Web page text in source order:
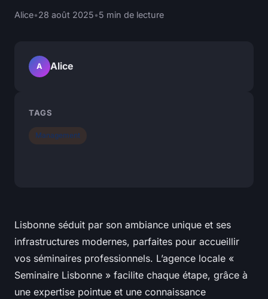
Alice•28 août 2025•5 min de lecture
Lisbonne séduit par son ambiance unique et ses
infrastructures modernes, parfaites pour accueillir
vos séminaires professionnels. L’agence locale «
Seminaire Lisbonne » facilite chaque étape, grâce à
une expertise pointue et une connaissance
A Alice
TAGS
Management